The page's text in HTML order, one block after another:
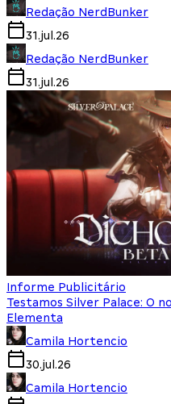
Redação NerdBunker
31.jul.26
Redação NerdBunker
31.jul.26
Informe Publicitário
Testamos Silver Palace: O
Elementa
Camila Hortencio
30.jul.26
Camila Hortencio